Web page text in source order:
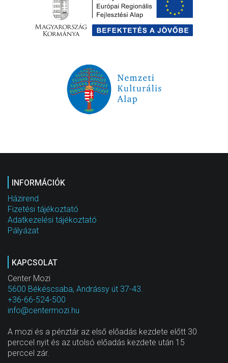
INFORMÁCIÓK
Házirend
Fizetési tájékoztató
Adatkezelési tájékoztató
Pályázat
KAPCSOLAT
Center Mozi
5600 Békéscsaba, Andrássy út 37-43.
+36-66-524-500
info@centermozi.hu
A mozi és a pénztár az első előadás kezdete előtt 30
perccel nyit és az utolsó előadás kezdete után 15
perccel zár.